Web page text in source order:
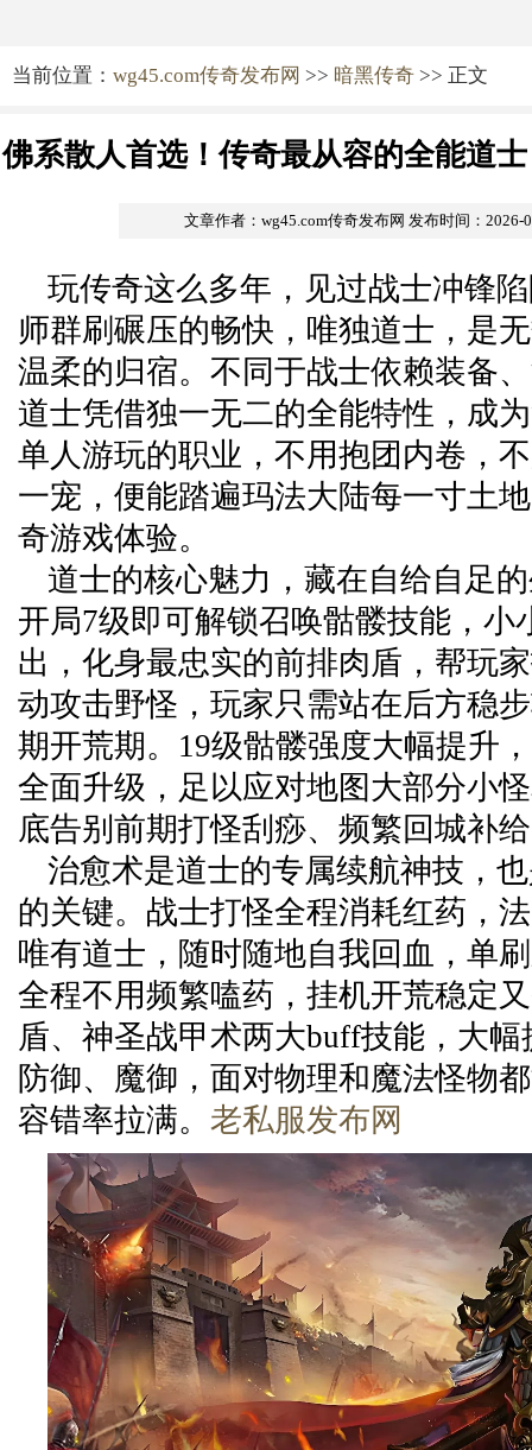
当前位置： wg45.com传奇发布网 >> 暗黑传奇 >> 正文
佛系散人首选！传奇最从容的全能道
文章作者：wg45.com传奇发布网 发布时间：2026-
玩传奇这么多年，见过战士冲锋
师群刷碾压的畅快，唯独道士，是
温柔的归宿。不同于战士依赖装备
道士凭借独一无二的全能特性，成
单人游玩的职业，不用抱团内卷，
一宠，便能踏遍玛法大陆每一寸土
奇游戏体验。
道士的核心魅力，藏在自给自足
开局7级即可解锁召唤骷髅技能，小
出，化身最忠实的前排肉盾，帮玩
动攻击野怪，玩家只需站在后方稳
期开荒期。19级骷髅强度大幅提升
全面升级，足以应对地图大部分小
底告别前期打怪刮痧、频繁回城补
治愈术是道士的专属续航神技，
的关键。战士打怪全程消耗红药，
唯有道士，随时随地自我回血，单
全程不用频繁嗑药，挂机开荒稳定
盾、神圣战甲术两大buff技能，大
防御、魔御，面对物理和魔法怪物
容错率拉满。 老私服发布网